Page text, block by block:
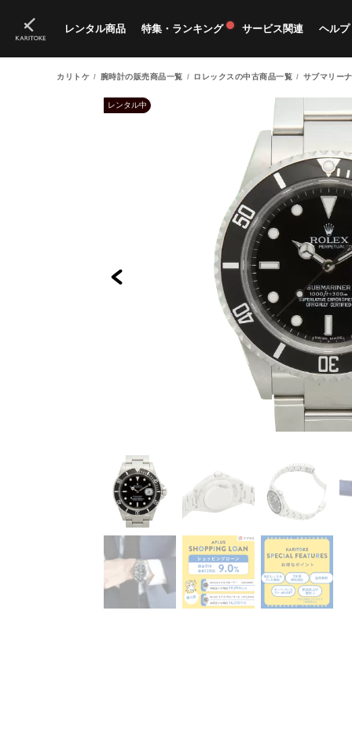
レンタル商品
ブランド一覧 すべての商品 新入荷商品 新
特集・ランキング
特集 ランキング
サービス関連
料金プラン 獲
ヘルプ
ご
カリトケ 腕時計の販売商品一覧 ロレックスの中古商品一覧 サブマリー
レンタル中